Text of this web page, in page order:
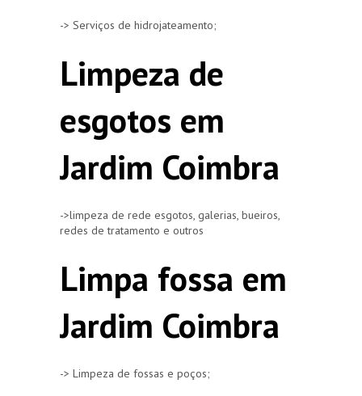
-> Serviços de hidrojateamento;
Limpeza de
esgotos em
Jardim Coimbra
->limpeza de rede esgotos, galerias, bueiros,
redes de tratamento e outros
Limpa fossa em
Jardim Coimbra
-> Limpeza de fossas e poços;